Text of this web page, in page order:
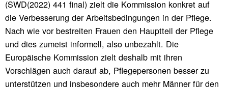
(SWD(2022) 441 final) zielt die Kommission konkret auf
die Verbesserung der Arbeitsbedingungen in der Pflege.
Nach wie vor bestreiten Frauen den Hauptteil der Pflege
und dies zumeist informell, also unbezahlt. Die
Europäische Kommission zielt deshalb mit ihren
Vorschlägen auch darauf ab, Pflegepersonen besser zu
unterstützen und insbesondere auch mehr Männer für den